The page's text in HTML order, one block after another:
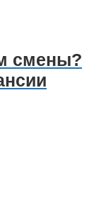
смены?